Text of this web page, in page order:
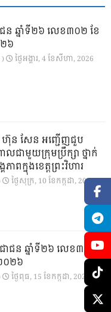
ជន ឆ្នាំទី២៦ លេខ៣០២ ខែ
២៦
) ថ្ងៃ​អង្គារ, 4 ខែ​សីហា, 2026
ហ៊ុន សែន អញ្ជើញជួប
ាមួយក្រុមប្រឹក្សា ថ្នាក់
ភាពក្នុងខេត្តព្រះវិហារ
ថ្ងៃ​សុក្រ, 10 ខែ​កក្កដា, 2026
ជាជន ឆ្នាំទី២៦ លេខ៣០១
០២៦
ថ្ងៃ​ពុធ, 15 ខែ​កក្កដា, 2026